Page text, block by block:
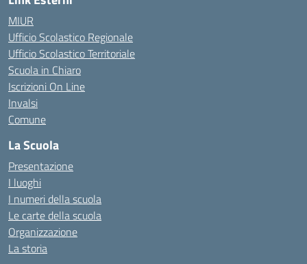
MIUR
Ufficio Scolastico Regionale
Ufficio Scolastico Territoriale
Scuola in Chiaro
Iscrizioni On Line
Invalsi
Comune
La Scuola
Presentazione
I luoghi
I numeri della scuola
Le carte della scuola
Organizzazione
La storia